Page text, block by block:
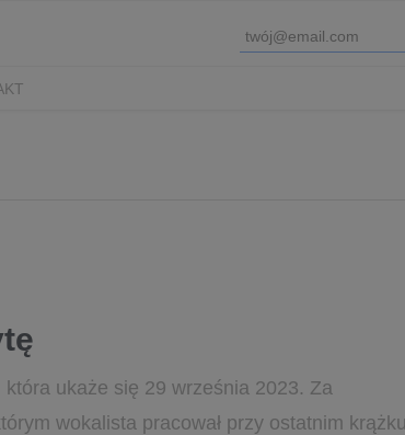
która ukaże się 29 września 2023. Za
wokalista pracował przy ostatnim krążku